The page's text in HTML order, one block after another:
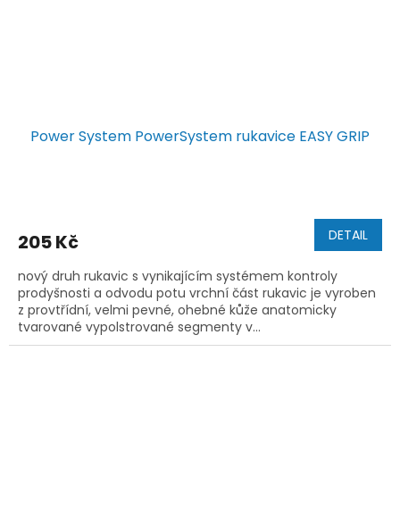
Power System PowerSystem rukavice EASY GRIP
205 Kč DETAIL
nový druh rukavic s vynikajícím systémem kontroly
prodyšnosti a odvodu potu vrchní část rukavic je vyroben
z provtřídní, velmi pevné, ohebné kůže anatomicky
tvarované vypolstrované segmenty v...